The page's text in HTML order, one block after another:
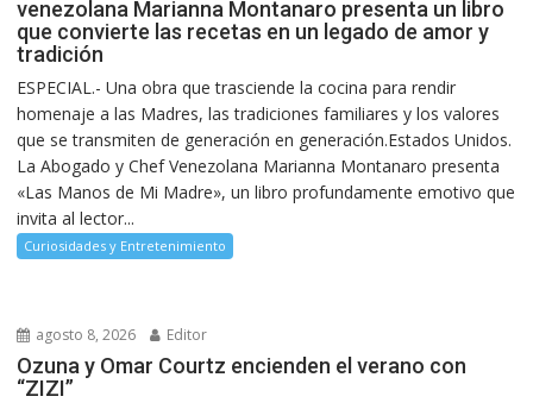
venezolana Marianna Montanaro presenta un libro
que convierte las recetas en un legado de amor y
tradición
ESPECIAL.- Una obra que trasciende la cocina para rendir
homenaje a las Madres, las tradiciones familiares y los valores
que se transmiten de generación en generación.Estados Unidos.
La Abogado y Chef Venezolana Marianna Montanaro presenta
«Las Manos de Mi Madre», un libro profundamente emotivo que
invita al lector...
Curiosidades y Entretenimiento
agosto 8, 2026 Editor
Ozuna y Omar Courtz encienden el verano con
“ZIZI”